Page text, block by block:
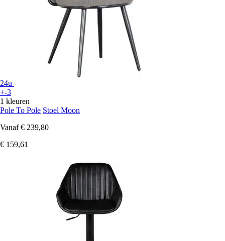
24u
+-3
1 kleuren
Pole To Pole Stoel Moon
Vanaf € 239,80
€ 159,61